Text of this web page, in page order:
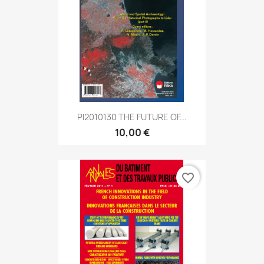
PI2010130 THE FUTURE OF...
10,00 €
favorite_border